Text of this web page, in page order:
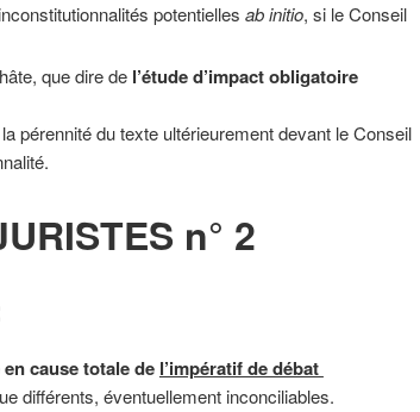
potentielles ab initio, si le Conseil
que dire de l’étude d’impact obligatoire
pérennité du texte ultérieurement devant le Conseil
n° 2
cause totale de l’impératif de débat
différents, éventuellement inconciliables.